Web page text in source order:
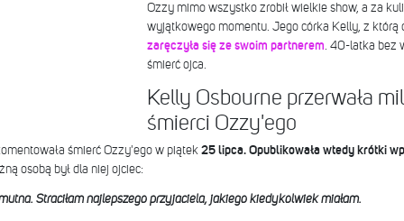
Ozzy mimo wszystko zrobił wielkie show, a za
wyjątkowego momentu. Jego córka Kelly, z którą
zaręczyła się ze swoim partnerem. 40-latka bez
śmierć ojca.
Kelly Osbourne przerwała
śmierci Ozzy'ego
śmierć Ozzy'ego w piątek 25 lipca. Opublikowała wtedy krótki
osobą był dla niej ojciec:
Straciłam najlepszego przyjaciela, jakiego kiedykolwiek miałam.